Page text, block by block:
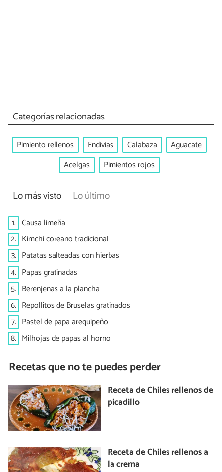
Categorías relacionadas
Pimiento rellenos Endivias Calabaza
Aguacate
Acelgas
Pimientos rojos
Lo más visto Lo último
1. Causa limeña
2. Kimchi coreano tradicional
3. Patatas salteadas con hierbas
4. Papas gratinadas
5. Berenjenas a la plancha
6. Repollitos de Bruselas gratinados
7. Pastel de papa arequipeño
8. Milhojas de papas al horno
Recetas que no te puedes perder
Receta de Chiles rellenos de
picadillo
Receta de Chiles rellenos a
la crema